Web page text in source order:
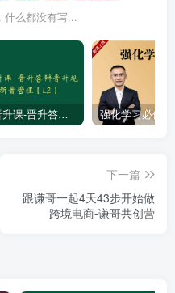
什么都没有写...
老曾晋升课-晋升答辩晋升规划新晋管理【L2】
下一篇
跟谦哥一起4天43步开始做
跨境电商-谦哥共创营